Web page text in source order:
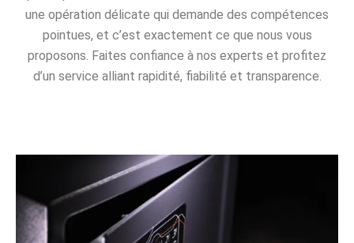
une opération délicate qui demande des compétences
pointues, et c’est exactement ce que nous vous
proposons. Faites confiance à nos experts et profitez
d’un service alliant rapidité, fiabilité et transparence.